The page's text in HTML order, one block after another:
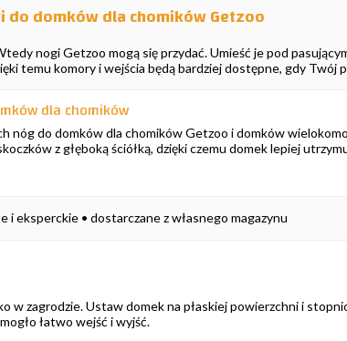
do domków dla chomików Getzoo
nogi Getzoo mogą się przydać. Umieść je pod
temu komory i wejścia będą bardziej dostępne, gdy Twój
dla chomików
nóg do domków dla chomików Getzoo i domków
z głęboką ściółką, dzięki czemu domek lepiej
i eksperckie • dostarczane z własnego magazynu
w zagrodzie. Ustaw domek na płaskiej powierzchni i
łatwo wejść i wyjść.